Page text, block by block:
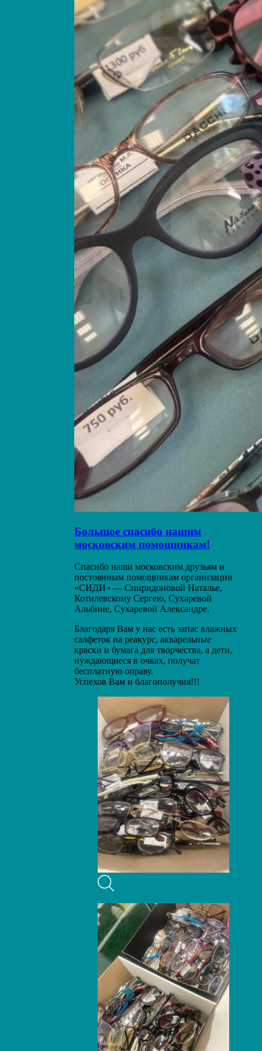
Большое спасибо нашим
московским помощникам!
Спасибо наши московским друзьям и
постоянным помощникам организации
«СИДИ» — Спиридоновой Наталье,
Котилевскому Сергею, Сухаревой
Альбине, Сухаревой Александре.
Благодаря Вам у нас есть запас влажных
салфеток на реакурс, акварельные
краски и бумага для творчества, а дети,
нуждающиеся в очках, получат
бесплатную оправу.
Успехов Вам и благополучия!!!